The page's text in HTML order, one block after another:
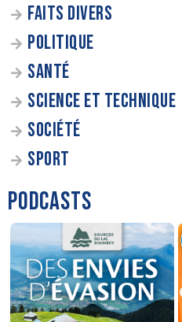
FAITS DIVERS
POLITIQUE
SANTÉ
SCIENCE ET TECHNIQUE
SOCIÉTÉ
SPORT
PODCASTS